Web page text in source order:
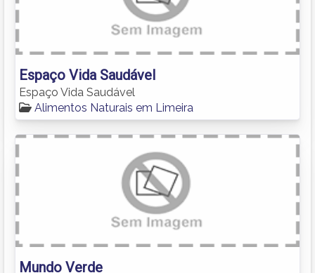
Espaço Vida Saudável
Espaço Vida Saudável
Alimentos Naturais em Limeira
Mundo Verde